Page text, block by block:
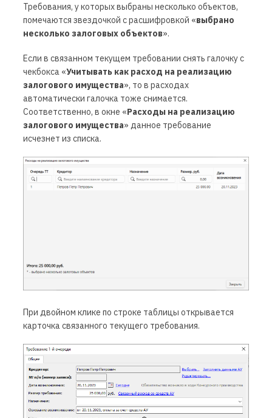
Требования, у которых выбраны несколько объектов,
помечаются звездочкой с расшифровкой «выбрано
несколько залоговых объектов».
Если в связанном текущем требовании снять галочку с
чекбокса «Учитывать как расход на реализацию
залогового имущества», то в расходах
автоматически галочка тоже снимается.
Соответственно, в окне «Расходы на реализацию
залогового имущества» данное требование
исчезнет из списка.
При двойном клике по строке таблицы открывается
карточка связанного текущего требования.